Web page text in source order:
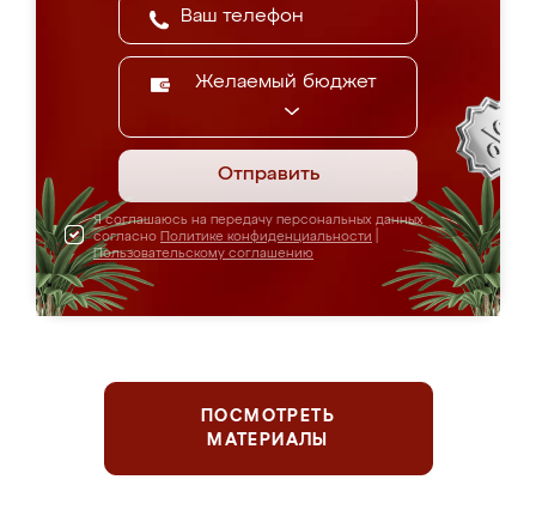
Желаемый бюджет
Отправить
Я соглашаюсь на передачу персональных данных
согласно Политике конфиденциальности
Пользовательскому соглашению
ПОСМОТРЕТЬ
МАТЕРИАЛЫ